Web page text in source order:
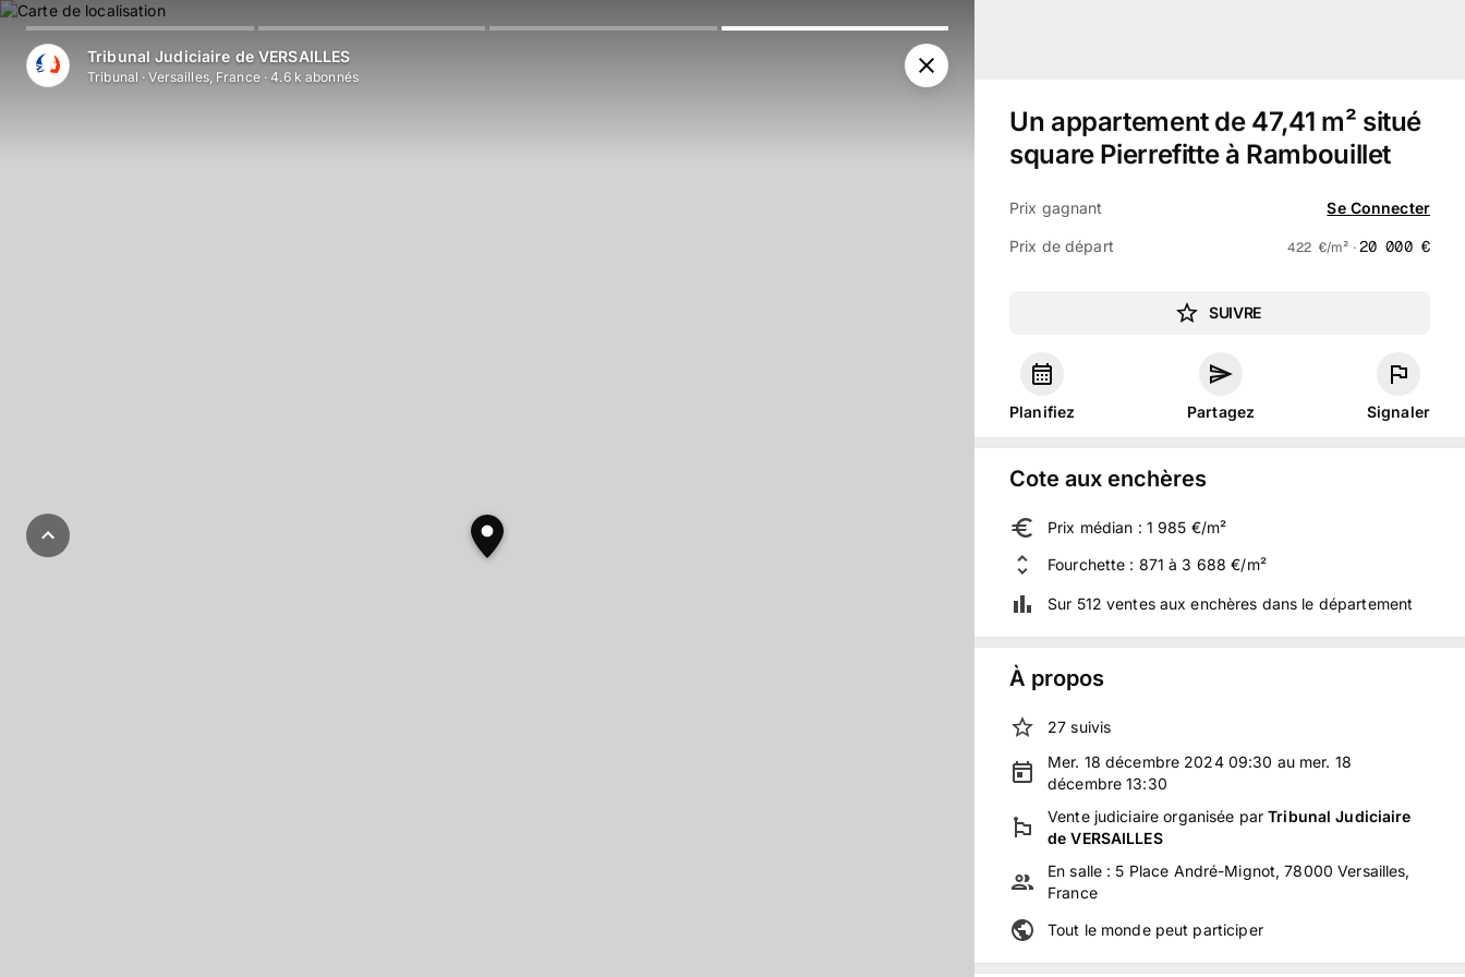
Tribunal Judiciaire de VERSAILLES
Tribunal ·Versailles, France·4.6 k abonnés
Un appartement de 47,41 m² situé
square Pierrefitte à Rambouillet
Prix gagnant Se Connecter
Prix de départ 422 €/m² · 20 000 €
SUIVRE
Planifiez Partagez Signaler
Cote aux enchères
Prix médian : 1 985 €/m²
Fourchette : 871 à 3 688 €/m²
Sur 512 ventes aux enchères dans le département
À propos
27 suivis
Mer. 18 décembre 2024 09:30 au mer. 18
décembre 13:30
Vente judiciaire organisée parTribunal Judiciaire
de VERSAILLES
En salle : 5 Place André-Mignot, 78000 Versailles,
France
Tout le monde peut participer